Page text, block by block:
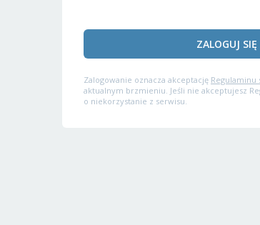
ZALOGUJ SIĘ
Zalogowanie oznacza akceptację Regulaminu
aktualnym brzmieniu. Jeśli nie akceptujesz
o niekorzystanie z serwisu.